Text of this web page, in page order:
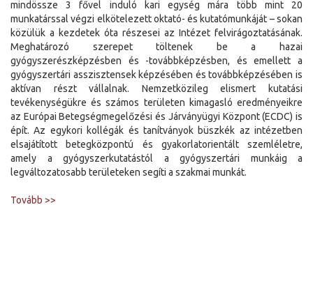
mindössze 3 fővel induló kari egység mára több mint 20
munkatárssal végzi elkötelezett oktató- és kutatómunkáját – sokan
közülük a kezdetek óta részesei az Intézet felvirágoztatásának.
Meghatározó szerepet töltenek be a hazai
gyógyszerészképzésben és -továbbképzésben, és emellett a
gyógyszertári asszisztensek képzésében és továbbképzésében is
aktívan részt vállalnak. Nemzetközileg elismert kutatási
tevékenységükre és számos területen kimagasló eredményeikre
az Európai Betegségmegelőzési és Járványügyi Központ (ECDC) is
épít. Az egykori kollégák és tanítványok büszkék az intézetben
elsajátított betegközpontú és gyakorlatorientált szemléletre,
amely a gyógyszerkutatástól a gyógyszertári munkáig a
legváltozatosabb területeken segíti a szakmai munkát.
Tovább >>